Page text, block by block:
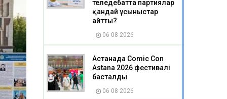
теледебатта партиялар
қандай ұсыныстар
айтты?
06 08 2026
Астанада Comic Con
Astana 2026 фестивалі
басталды
06 08 2026